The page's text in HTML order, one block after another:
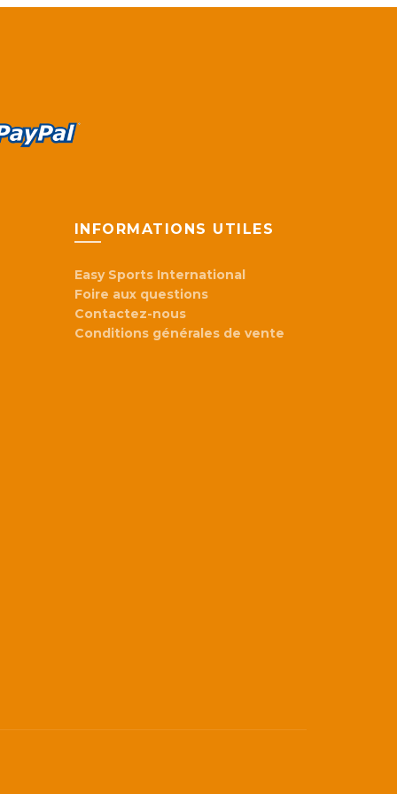
INFORMATIONS UTILES
Easy Sports International
Foire aux questions
Contactez-nous
Conditions générales de vente